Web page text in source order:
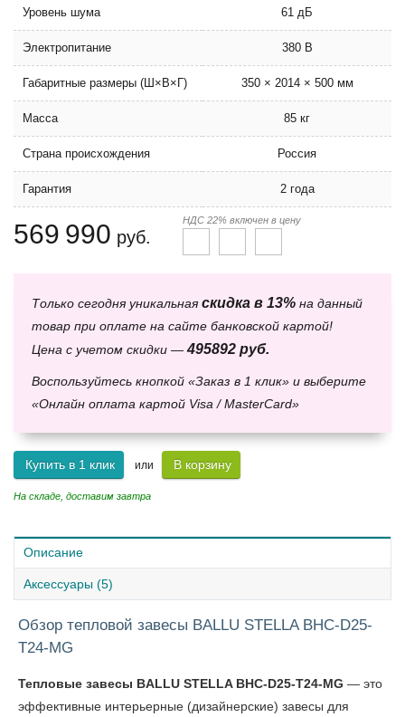
Уровень шума 61 дБ
Электропитание 380 В
Габаритные размеры (Ш×В×Г) 350 × 2014 × 500 мм
Масса 85 кг
Страна происхождения Россия
Гарантия 2 года
569 990 руб.
НДС 22% включен в цену
Только сегодня уникальная скидка в 13%на данный
товар при оплате на сайте банковской картой!
Цена с учетом скидки —495892 руб.
Воспользуйтесь кнопкой «Заказ в 1 клик» и выберите
«Онлайн оплата картой Visa / MasterCard»
Купить в 1 клик или В корзину
На складе, доставим завтра
Описание
Аксессуары (5)
Обзор тепловой завесы BALLU STELLA BHC-D25-
T24-MG
Тепловые завесы BALLU STELLA BHC-D25-T24-MG — это
эффективные интерьерные (дизайнерские) завесы для